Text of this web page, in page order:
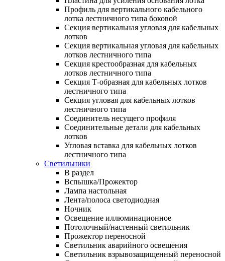
Профиль для вертикального кабельного
лотка лестничного типа боковой
Секция вертикальная угловая для кабельных
лотков
Секция вертикальная угловая для кабельных
лотков лестничного типа
Секция крестообразная для кабельных
лотков лестничного типа
Секция Т-образная для кабельных лотков
лестничного типа
Секция угловая для кабельных лотков
лестничного типа
Соединитель несущего профиля
Соединительные детали для кабельных
лотков
Угловая вставка для кабельных лотков
лестничного типа
Светильники
В раздел
Вспышка/Прожектор
Лампа настольная
Лента/полоса светодиодная
Ночник
Освещение иллюминационное
Потолочный/настенный светильник
Прожектор переносной
Светильник аварийного освещения
Светильник взрывозащищенный переносной